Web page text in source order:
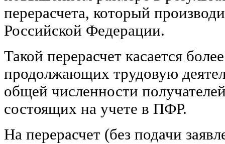
перерасчета, который
Российской Федерации.
Такой перерасчет касается
продолжающих трудовую
общей численности
состоящих на учете в ПФР.
На перерасчет (без подачи